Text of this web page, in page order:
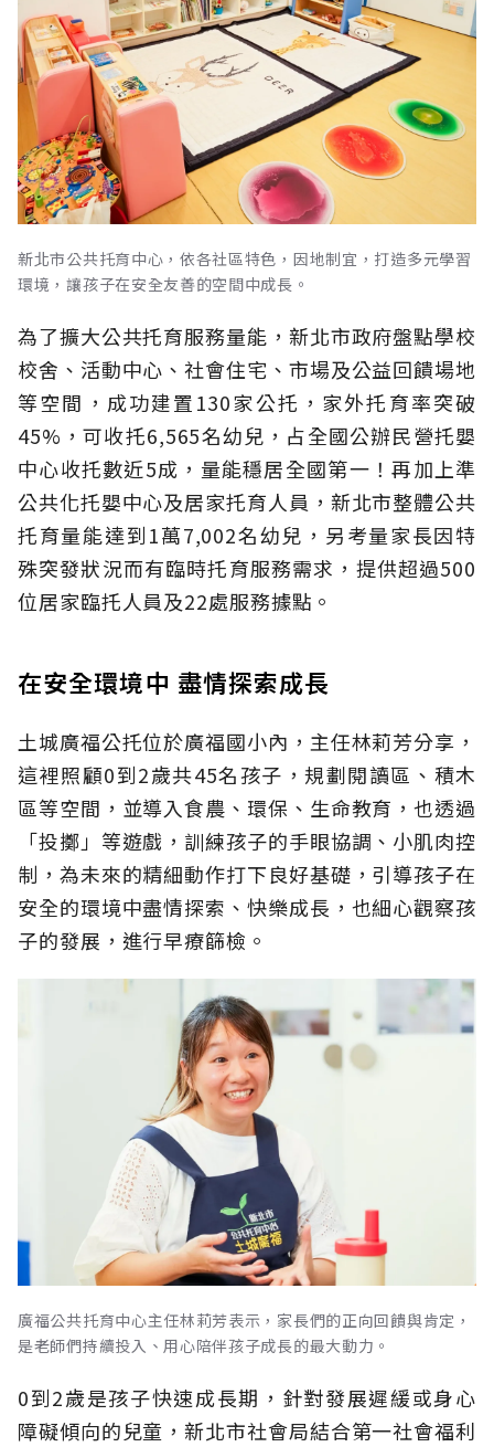
新北市公共托育中心，依各社區特色，因地制宜，打造多元學習
環境，讓孩子在安全友善的空間中成長。
為了擴大公共托育服務量能，新北市政府盤點學校
校舍、活動中心、社會住宅、市場及公益回饋場地
等空間，成功建置130家公托，家外托育率突破
45%，可收托6,565名幼兒，占全國公辦民營托嬰
中心收托數近5成，量能穩居全國第一！再加上準
公共化托嬰中心及居家托育人員，新北市整體公共
托育量能達到1萬7,002名幼兒，另考量家長因特
殊突發狀況而有臨時托育服務需求，提供超過500
位居家臨托人員及22處服務據點。
在安全環境中 盡情探索成長
土城廣福公托位於廣福國小內，主任林莉芳分享，
這裡照顧0到2歲共45名孩子，規劃閱讀區、積木
區等空間，並導入食農、環保、生命教育，也透過
「投擲」等遊戲，訓練孩子的手眼協調、小肌肉控
制，為未來的精細動作打下良好基礎，引導孩子在
安全的環境中盡情探索、快樂成長，也細心觀察孩
子的發展，進行早療篩檢。
廣福公共托育中心主任林莉芳表示，家長們的正向回饋與肯定，
是老師們持續投入、用心陪伴孩子成長的最大動力。
0到2歲是孩子快速成長期，針對發展遲緩或身心
障礙傾向的兒童，新北市社會局結合第一社會福利